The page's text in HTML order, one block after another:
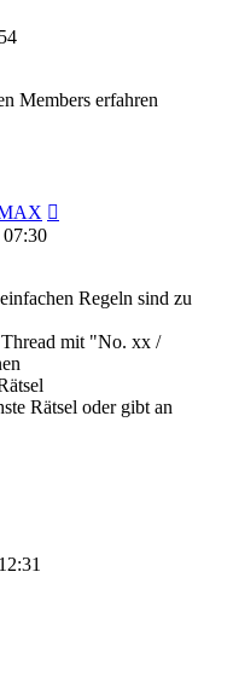
Members erfahren
Regeln sind zu
Thread mit "No. xx /
Rätsel oder gibt an